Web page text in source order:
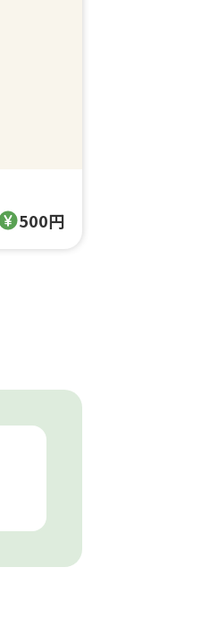
500円